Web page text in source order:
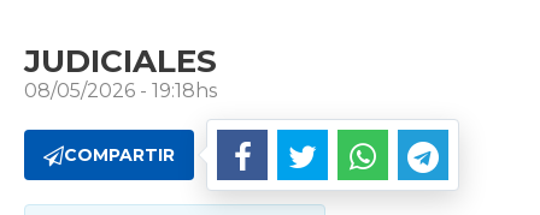
JUDICIALES
08/05/2026 - 19:18hs
COMPARTIR